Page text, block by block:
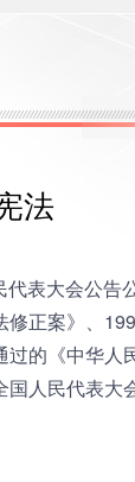
法
表大会公告
案》、
的《中华
人民代表